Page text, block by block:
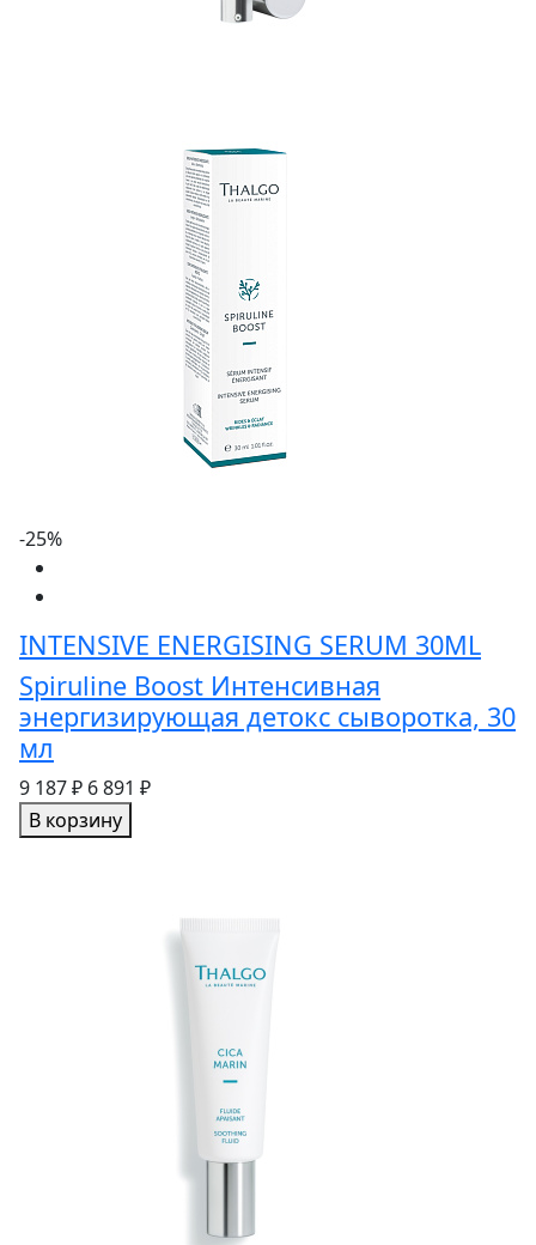
-25%
INTENSIVE ENERGISING SERUM 30ML
Spiruline Boost Интенсивная
энергизирующая детокс сыворотка, 30
мл
9 187 ₽ 6 891 ₽
В корзину